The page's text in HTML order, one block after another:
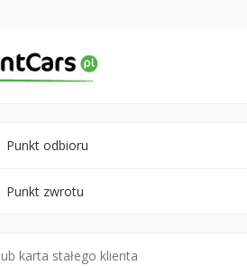
Punkt odbioru
Punkt zwrotu